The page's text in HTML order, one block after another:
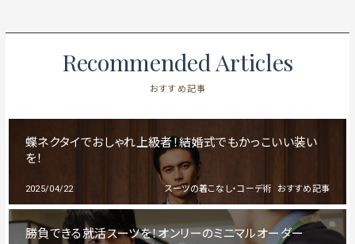
Recommended Articles
おすすめ記事
蝶ネクタイでおしゃれ上級者！結婚式でもかっこいい装い
を！
2025/04/22 おすすめ記事
スーツの着こなし・コーデ術
勝負できる就活スーツを！オンリーのミニマルオーダー